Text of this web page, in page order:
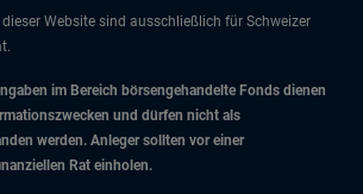
Website sind ausschließlich für Schweizer
im Bereich börsengehandelte Fonds dienen
und dürfen nicht als
werden. Anleger sollten vor einer
Rat einholen.